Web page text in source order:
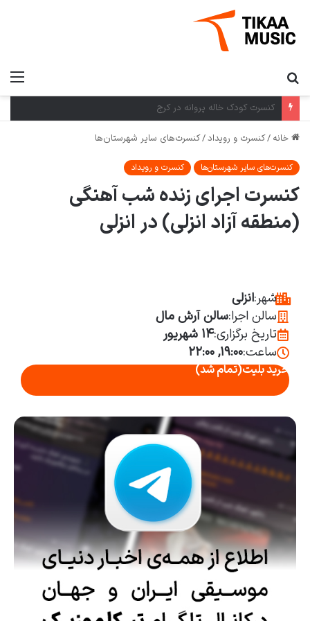
کنسرت کرمان گروه بومی در کرمان
خانه /کنسرت و رویداد/کنسرت‌های سایر شهرستان‌ها
کنسرت‌های سایر شهرستان‌ها کنسرت و رویداد
کنسرت اجرای زنده شب آهنگی
(منطقه آزاد انزلی) در انزلی
شهر:انزلی
سالن اجرا:سالن آرش مال
تاریخ برگزاری:۱۴ شهريور
ساعت:۱۹:۰۰, ۲۲:۰۰
خرید بلیت(تمام شد)